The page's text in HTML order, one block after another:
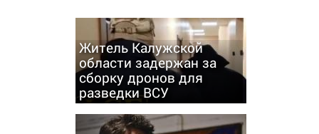
Житель Калужской
области задержан за
сборку дронов для
разведки ВСУ